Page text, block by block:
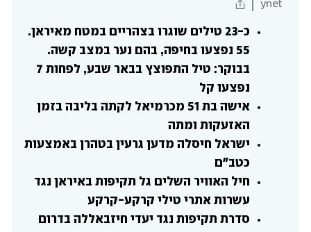
ynet
נפצעו קל
האזעקות ומתה
כטב"ם
עשרות אתרי טילי קרקע-קרקע